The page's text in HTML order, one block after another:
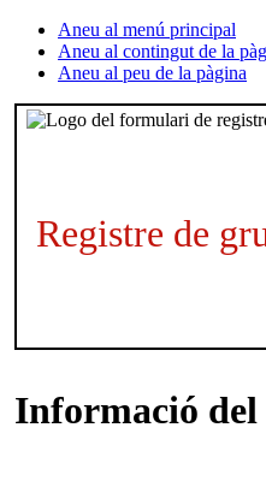
Aneu al menú principal
Aneu al contingut de la
Aneu al peu de la pàgina
Registre de
Informació